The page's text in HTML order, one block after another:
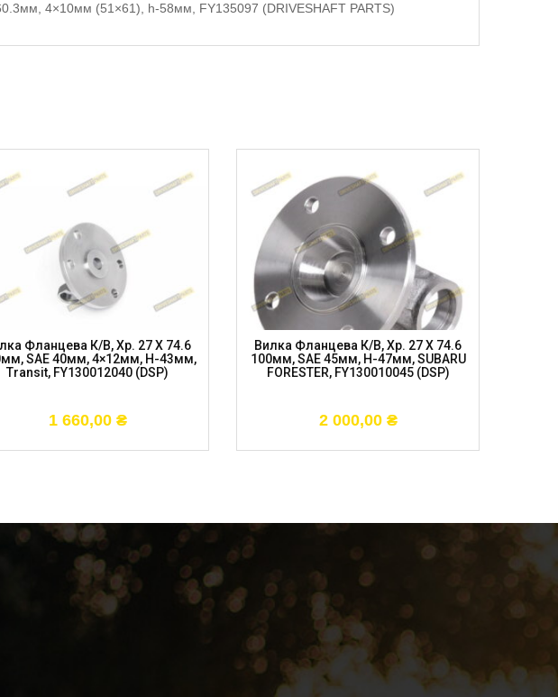
4×10мм (51×61), h-58мм, FY135097 (DRIVESHAFT PARTS)
Фланцева К/в, Хр. 27 X 74.6
SAE 40мм, 4×12мм, H-43мм,
Transit, FY130012040 (DSP)
1 660,00 ₴
Вилка Фланцева К/в, Хр. 27 X 74.6
100мм, SAE 45мм, H-47мм, SUBARU
FORESTER, FY130010045 (DSP)
2 000,00 ₴